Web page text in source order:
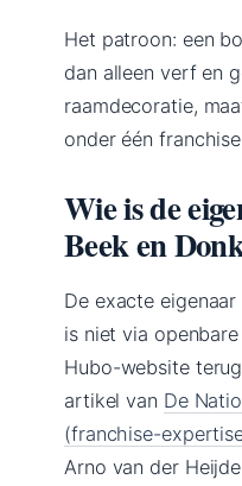
Het patroon: een
dan alleen verf en
raamdecoratie,
onder één
Wie is de
Beek en
De exacte
is niet via
Hubo-website
artikel van De
(franchise-
Arno van der